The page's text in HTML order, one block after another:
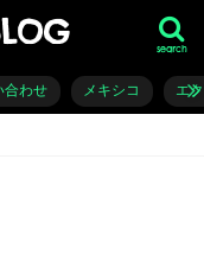
search
合わせ メキシコ エ